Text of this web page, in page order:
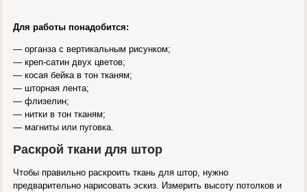
Для работы понадобится:
— органза с вертикальным рисунком;
— креп-сатин двух цветов;
— косая бейка в тон тканям;
— шторная лента;
— флизелин;
— нитки в тон тканям;
— магниты или пуговка.
Раскрой ткани для штор
Чтобы правильно раскроить ткань для штор, нужно
предварительно нарисовать эскиз. Измерить высоту потолков и